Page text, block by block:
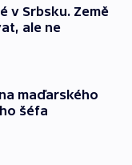
v Srbsku. Země
ale ne
maďarského
šéfa